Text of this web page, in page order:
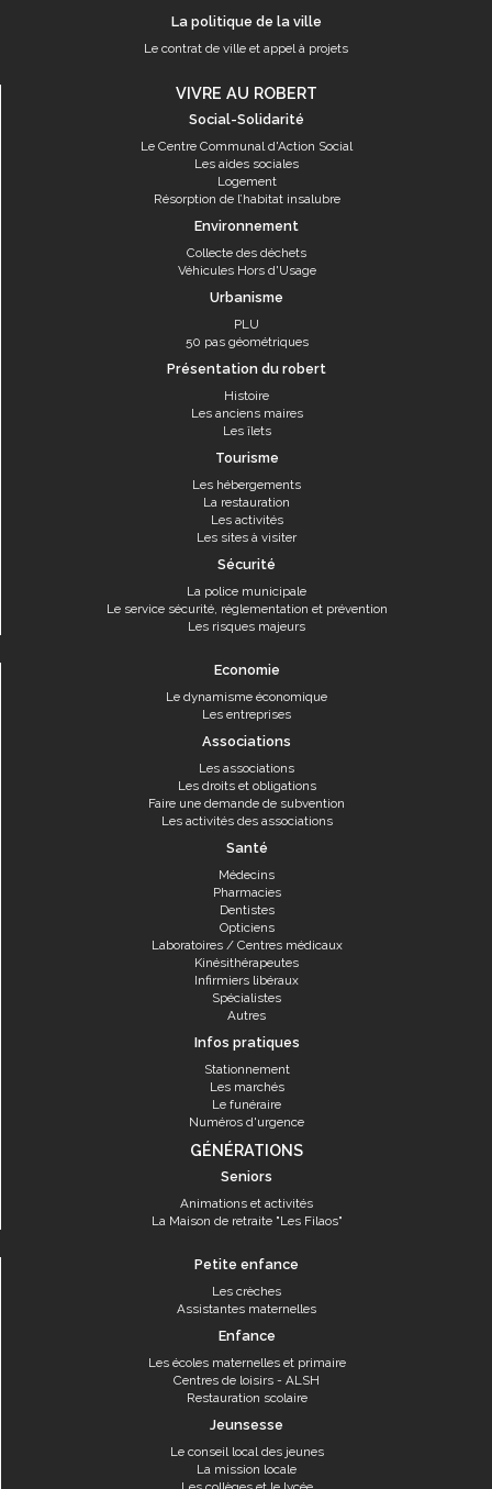
La politique de la ville
Le contrat de ville et appel à projets
VIVRE AU ROBERT
Social-Solidarité
Le Centre Communal d'Action Social
Les aides sociales
Logement
Résorption de l’habitat insalubre
Environnement
Collecte des déchets
Véhicules Hors d'Usage
Urbanisme
PLU
50 pas géométriques
Présentation du robert
Histoire
Les anciens maires
Les îlets
Tourisme
Les hébergements
La restauration
Les activités
Les sites à visiter
Sécurité
La police municipale
Le service sécurité, réglementation et prévention
Les risques majeurs
Economie
Le dynamisme économique
Les entreprises
Associations
Les associations
Les droits et obligations
Faire une demande de subvention
Les activités des associations
Santé
Médecins
Pharmacies
Dentistes
Opticiens
Laboratoires / Centres médicaux
Kinésithérapeutes
Infirmiers libéraux
Spécialistes
Autres
Infos pratiques
Stationnement
Les marchés
Le funéraire
Numéros d'urgence
GÉNÉRATIONS
Seniors
Animations et activités
La Maison de retraite "Les Filaos"
Petite enfance
Les crèches
Assistantes maternelles
Enfance
Les écoles maternelles et primaire
Centres de loisirs - ALSH
Restauration scolaire
Jeunsesse
Le conseil local des jeunes
La mission locale